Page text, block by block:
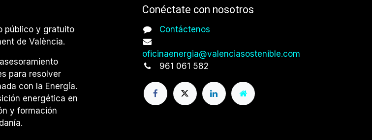
público y gratuito
de València.
para resolver
con la Energía.
energética en
y formación
Conéctate con nosotros
Contáctenos
oficinaenergia@valenciasostenible.com
961 061 582